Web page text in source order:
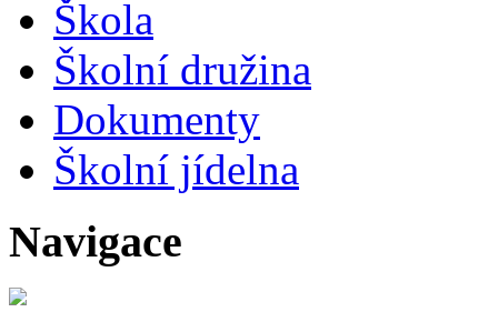
Škola
Školní družina
Dokumenty
Školní jídelna
Navigace